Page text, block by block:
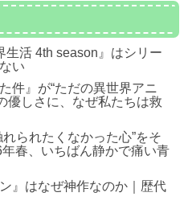
生活 4th season』はシリー
い
件』が“ただの異世界アニ
優しさに、なぜ私たちは救
れられたくなかった心”をそ
春、いちばん静かで痛い青
』はなぜ神作なのか｜歴代